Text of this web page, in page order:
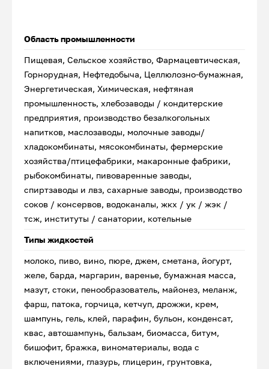
Область промышленности
Пищевая, Сельское хозяйство, Фармацевтическая,
Горнорудная, Нефтедобыча, Целлюлозно-бумажная,
Энергетическая, Химическая, нефтяная
промышленность, хлебозаводы / кондитерские
предприятия, производство безалкогольных
напитков, маслозаводы, молочные заводы/
хладокомбинаты, мясокомбинаты, фермерские
хозяйства/птицефабрики, макаронные фабрики,
рыбокомбинаты, пивоваренные заводы,
спиртзаводы и лвз, сахарные заводы, производство
соков / консервов, водоканалы, жкх / ук / жэк /
тсж, институты / санатории, котельные
Типы жидкостей
молоко, пиво, вино, пюре, джем, сметана, йогурт,
желе, барда, маргарин, варенье, бумажная масса,
мазут, стоки, пенообразователь, майонез, меланж,
фарш, патока, горчица, кетчуп, дрожжи, крем,
шампунь, гель, клей, парафин, бульон, конденсат,
квас, автошампунь, бальзам, биомасса, битум,
бишофит, бражка, виноматериалы, вода с
включениями, глазурь, глицерин, грунтовка,